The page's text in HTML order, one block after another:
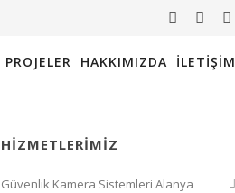
PROJELER HAKKIMIZDA İLETIŞIM
HIZMETLERIMIZ
Güvenlik Kamera Sistemleri Alanya